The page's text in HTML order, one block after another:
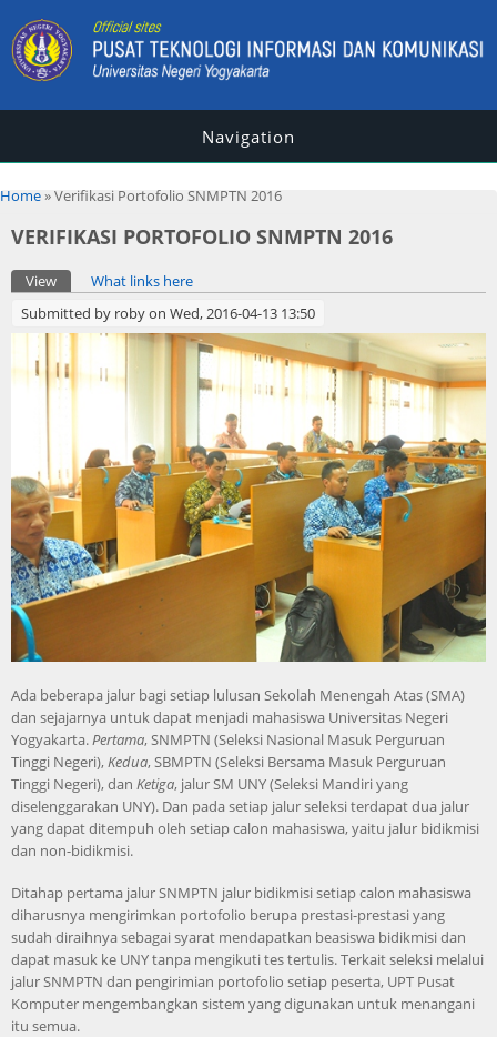
Navigation
You are here
Home» Verifikasi Portofolio SNMPTN 2016
VERIFIKASI PORTOFOLIO SNMPTN 2016
Primary tabs
View (active tab)
What links here
Submitted by robyon Wed, 2016-04-13 13:50
Ada beberapa jalur bagi setiap lulusan Sekolah Menengah Atas (SMA)
dan sejajarnya untuk dapat menjadi mahasiswa Universitas Negeri
Yogyakarta.Pertama, SNMPTN (Seleksi Nasional Masuk Perguruan
Tinggi Negeri),Kedua, SBMPTN (Seleksi Bersama Masuk Perguruan
Tinggi Negeri), dan Ketiga, jalur SM UNY (Seleksi Mandiri yang
diselenggarakan UNY). Dan pada setiap jalur seleksi terdapat dua jalur
yang dapat ditempuh oleh setiap calon mahasiswa, yaitu jalur bidikmisi
dan non-bidikmisi.
Ditahap pertama jalur SNMPTN jalur bidikmisi setiap calon mahasiswa
diharusnya mengirimkan portofolio berupa prestasi-prestasi yang
sudah diraihnya sebagai syarat mendapatkan beasiswa bidikmisi dan
dapat masuk ke UNY tanpa mengikuti tes tertulis. Terkait seleksi melalui
jalur SNMPTN dan pengirimian portofolio setiap peserta, UPT Pusat
Komputer mengembangkan sistem yang digunakan untuk menangani
itu semua.